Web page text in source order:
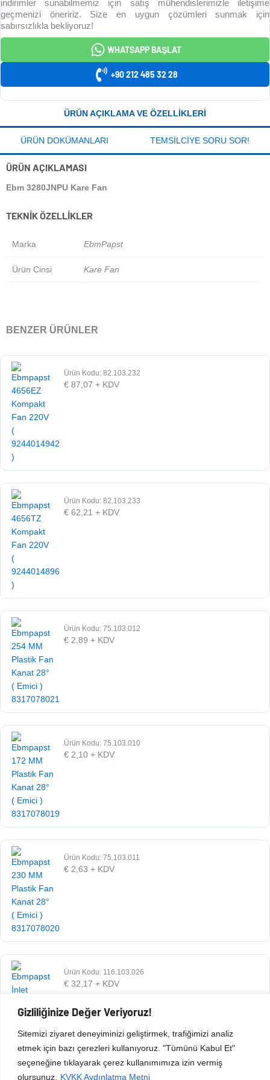
Gizliliğinize Değer Veriyoruz!
Sitemizi ziyaret deneyiminizi geliştirmek, trafiğimizi analiz
etmek için bazı çerezleri kullanıyoruz. "Tümünü Kabul Et"
seçeneğine tıklayarak çerez kullanımımıza izin vermiş
olursunuz.
KVKK Aydınlatma Metni
indirimler sunabilmemiz için satış mühendislerimizle iletişime
geçmenizi öneririz. Size en uygun çözümleri sunmak için
sabırsızlıkla bekliyoruz!
WHATSAPP BAŞLAT
+90 212 485 32 28
ÜRÜN AÇIKLAMA VE ÖZELLIKLERI
ÜRÜN DOKÜMANLARI TEMSILCIYE SORU SOR!
ÜRÜN AÇIKLAMASI
Ebm 3280JNPU Kare Fan
TEKNIK ÖZELLIKLER
Marka EbmPapst
Ürün Cinsi Kare Fan
BENZER ÜRÜNLER
Ürün Kodu: 82.103.232
€ 87,07 + KDV
Ürün Kodu: 82.103.233
€ 62,21 + KDV
Ürün Kodu: 75.103.012
€ 2,89 + KDV
Ürün Kodu: 75.103.010
€ 2,10 + KDV
Ürün Kodu: 75.103.011
€ 2,63 + KDV
Ürün Kodu: 116.103.026
€ 32,17 + KDV